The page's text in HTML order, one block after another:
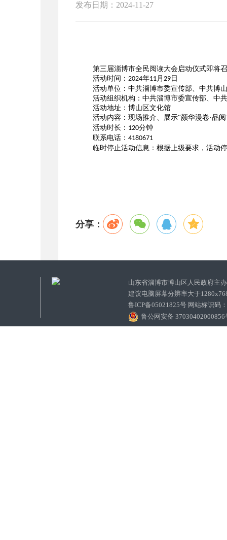
发布日期：2024-11-27
第三届淄博市全民阅读大会启动仪式即将
活动时间： 2024年11月 29 日
活动单位：中共淄博市委宣传部、中共博
活动组织机构：中共淄博市委宣传部、中
活动地址：博山区文化馆
活动内容：现场推介、展示“颜华漫卷·品
活动时长： 120分钟
联系电话： 4180671
临时停止活动信息：根据上级要求，活动
分享：
山东省淄博市博山区人民政府
建议电脑屏幕分辨率大于
鲁ICP备05021825号 网站标识码
鲁公网安备 37030402000856